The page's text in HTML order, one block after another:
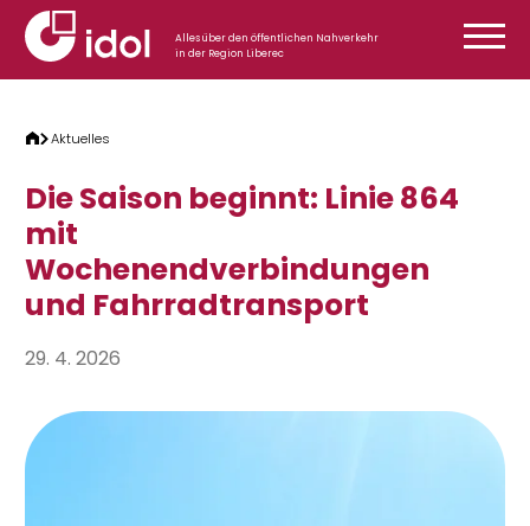
Zum Inhalt springen
Alles über den öffentlichen Nahverkehr
in der Region Liberec
Aktuelles
Die Saison beginnt: Linie 864
mit
Wochenendverbindungen
und Fahrradtransport
29. 4. 2026